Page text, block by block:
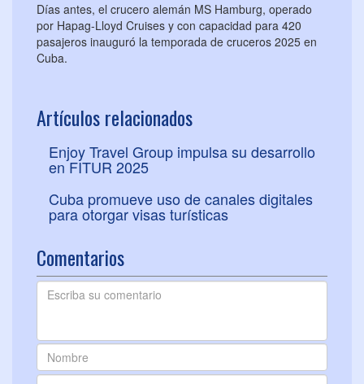
Días antes, el crucero alemán MS Hamburg, operado
por Hapag-Lloyd Cruises y con capacidad para 420
pasajeros inauguró la temporada de cruceros 2025 en
Cuba.
Artículos relacionados
Enjoy Travel Group impulsa su desarrollo
en FITUR 2025
Cuba promueve uso de canales digitales
para otorgar visas turísticas
Comentarios